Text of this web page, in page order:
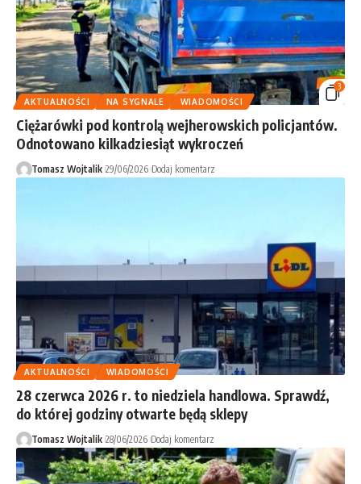
3
AKTUALNOŚCI
NA SYGNALE WIADOMOŚCI
Ciężarówki pod kontrolą wejherowskich policjantów.
Odnotowano kilkadziesiąt wykroczeń
Tomasz Wojtalik 29/06/2026 Dodaj komentarz
AKTUALNOŚCI WIADOMOŚCI
28 czerwca 2026 r. to niedziela handlowa. Sprawdź,
do której godziny otwarte będą sklepy
Tomasz Wojtalik 28/06/2026 Dodaj komentarz